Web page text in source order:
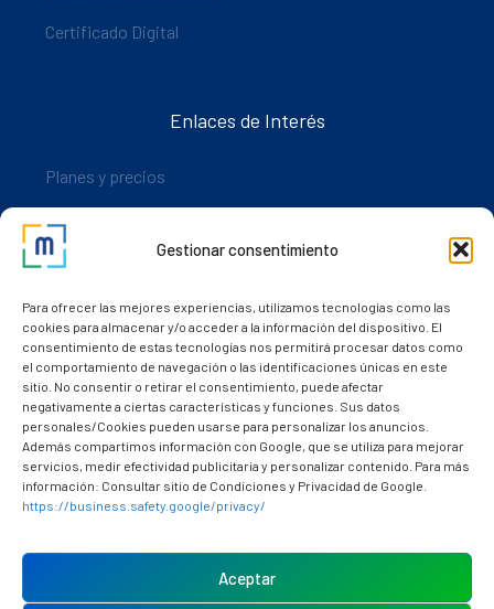
Gestionar consentimiento
Para ofrecer las mejores experiencias, utilizamos tecnologías como las
cookies para almacenar y/o acceder a la información del dispositivo. El
consentimiento de estas tecnologías nos permitirá procesar datos como
el comportamiento de navegación o las identificaciones únicas en este
sitio. No consentir o retirar el consentimiento, puede afectar
negativamente a ciertas características y funciones. Sus datos
personales/Cookies pueden usarse para personalizar los anuncios.
Además compartimos información con Google, que se utiliza para mejorar
servicios, medir efectividad publicitaria y personalizar contenido. Para más
información: Consultar sitio de Condiciones y Privacidad de Google.
https://business.safety.google/privacy/
Aceptar
Certificado Digital
Enlaces de Interés
Planes y precios
Descarga nuestra app
Nuestros clientes
Dudas y consultas
Política de cookies (UE)